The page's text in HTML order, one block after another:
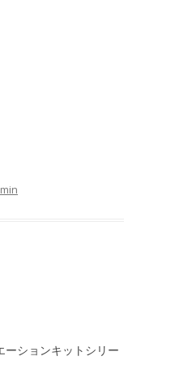
ションキットシリー